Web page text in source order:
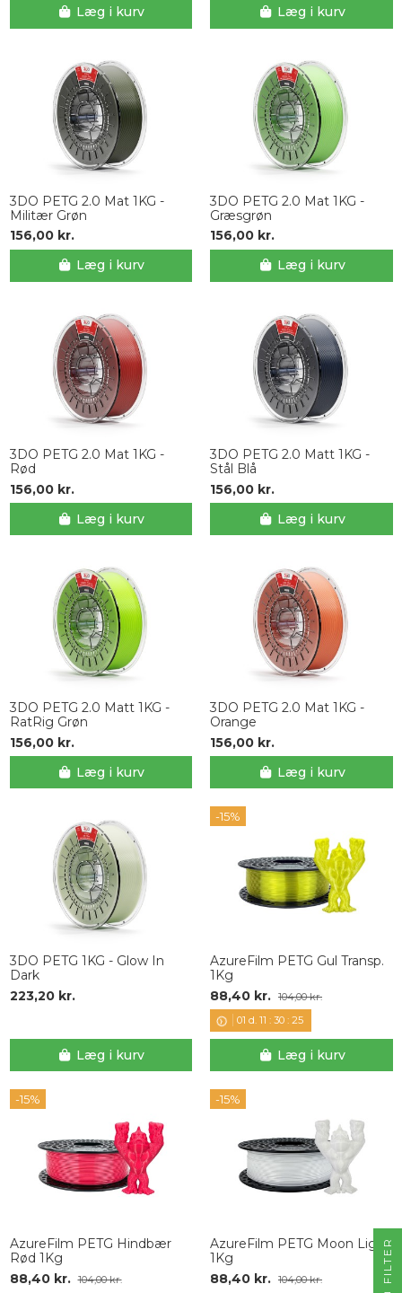
Læg i kurv
Læg i kurv
3DO PETG 2.0 Mat 1KG -
Militær Grøn
156,00 kr.
Læg i kurv
3DO PETG 2.0 Mat 1KG -
Græsgrøn
156,00 kr.
Læg i kurv
3DO PETG 2.0 Mat 1KG -
Rød
156,00 kr.
Læg i kurv
3DO PETG 2.0 Matt 1KG -
Stål Blå
156,00 kr.
Læg i kurv
3DO PETG 2.0 Matt 1KG -
RatRig Grøn
156,00 kr.
Læg i kurv
3DO PETG 2.0 Mat 1KG -
Orange
156,00 kr.
Læg i kurv
3DO PETG 1KG - Glow In
Dark
223,20 kr.
Læg i kurv
-15%
AzureFilm PETG Gul Transp.
1Kg
88,40 kr. 104,00 kr.
01 d. 11 :30 :24
Læg i kurv
-15%
AzureFilm PETG Hindbær
Rød 1Kg
88,40 kr. 104,00 kr.
-15%
AzureFilm PETG Moon Light
1Kg
88,40 kr. 104,00 kr. R